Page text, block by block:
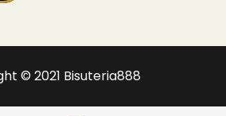
© 2021 Bisuteria888